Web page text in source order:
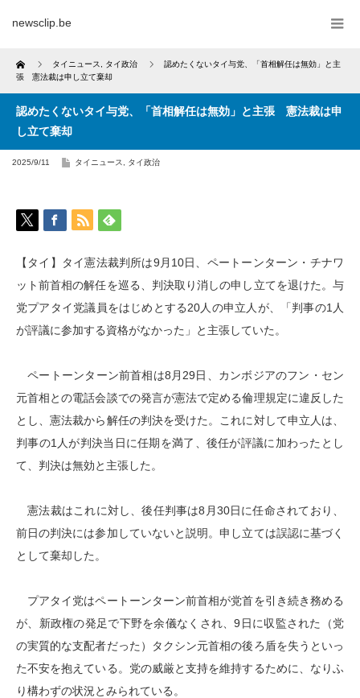
newsclip.be
Home タイニュース タイ政治
認めたくないタイ与党、「首相解任は無効」と主
張 憲法裁は申し立て棄却
認めたくないタイ与党、「首相解任は無効」と主張 憲法裁は申
し立て棄却
2025/9/11 タイニュース タイ政治
【タイ】タイ憲法裁判所は9月10日、ペートーンターン・チナワ
ット前首相の解任を巡る、判決取り消しの申し立てを退けた。与
党プアタイ党議員をはじめとする20人の申立人が、「判事の1人
が評議に参加する資格がなかった」と主張していた。
ペートーンターン前首相は8月29日、カンボジアのフン・セン
元首相との電話会談での発言が憲法で定める倫理規定に違反した
とし、憲法裁から解任の判決を受けた。これに対して申立人は、
判事の1人が判決当日に任期を満了、後任が評議に加わったとし
て、判決は無効と主張した。
憲法裁はこれに対し、後任判事は8月30日に任命されており、
前日の判決には参加していないと説明。申し立ては誤認に基づく
として棄却した。
プアタイ党はペートーンターン前首相が党首を引き続き務める
が、新政権の発足で下野を余儀なくされ、9日に収監された（党
の実質的な支配者だった）タクシン元首相の後ろ盾を失うといっ
た不安を抱えている。党の威厳と支持を維持するために、なりふ
り構わずの状況とみられている。